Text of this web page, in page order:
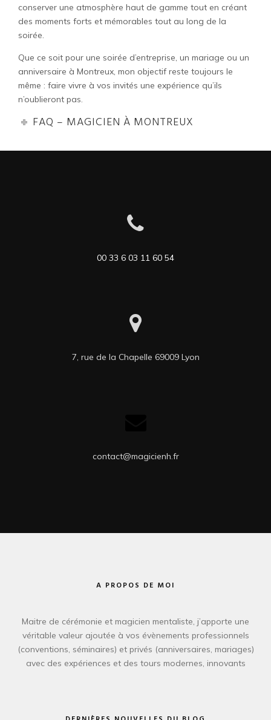
conserver une atmosphère haut de gamme tout en créant
des moments forts et mémorables tout au long de la
soirée.
Que ce soit pour une soirée d’entreprise, un mariage ou un
anniversaire à Montreux, mon objectif reste toujours le
même : faire vivre à vos invités une expérience qu’ils
n’oublieront pas.
FAQ – MAGICIEN À MONTREUX
00 33 6 03 11 60 54
7, rue de la Chapelle 69009 Lyon
contact@magicienh.fr
A PROPOS DE MOI
Maitre de cérémonie et magicien mentaliste, j’apporte une
véritable valeur ajoutée à vos évènements professionnels
(conventions, séminaires) et privés (anniversaires, mariages)
avec des expériences et des tours modernes, innovants